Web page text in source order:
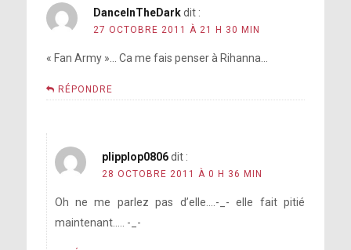
DanceInTheDark dit :
27 OCTOBRE 2011 À 21 H 30 MIN
« Fan Army »… Ca me fais penser à Rihanna…
RÉPONDRE
plipplop0806 dit :
28 OCTOBRE 2011 À 0 H 36 MIN
Oh ne me parlez pas d’elle….-_- elle fait pitié
maintenant….. -_-